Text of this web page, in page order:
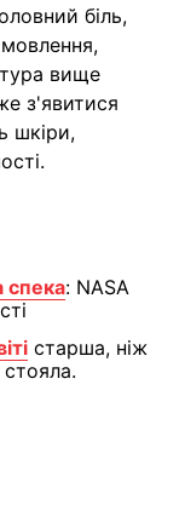
біль,
мовлення,
вище
з'явитися
шкіри,
спека: NASA
старша, ніж
у Whatsapp
у Messenger
у LinkedIn